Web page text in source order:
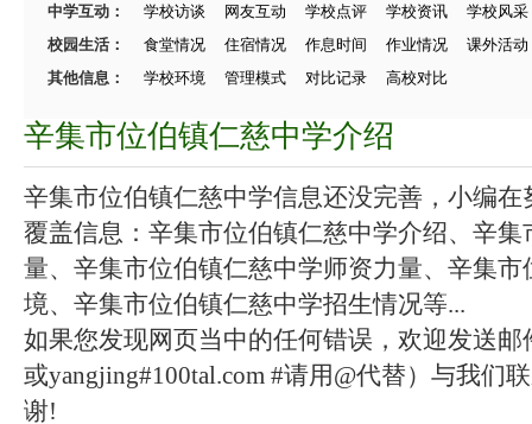
中学互动：
学校访谈 网友互动 学校点评 学校资讯
学校风采
校园生活：
食堂情况 住宿情况 作息时间 作业情况
课外活动
其他信息：
学校环境 管理模式 对比记录 高校对比
辛集市位伯镇仁慈中学介绍
辛集市位伯镇仁慈中学信息还没完善，小编在
覆盖信息：辛集市位伯镇仁慈中学介绍、辛
量、辛集市位伯镇仁慈中学师资力量、辛集
境、辛集市位伯镇仁慈中学招生情况等...
如果您发现网页当中的任何错误，欢迎发送邮
或yangjing#100tal.com #请用@代替）与我们
谢!